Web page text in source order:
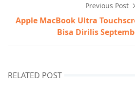
Previous Post
Apple MacBook Ultra
Bisa Dirilis
RELATED POST